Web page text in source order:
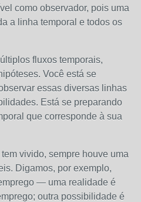
como observador, pois uma
a linha temporal e todos os
fluxos temporais,
Você está se
essas diversas linhas
Está se preparando
que corresponde à sua
vivido, sempre houve uma
Digamos, por exemplo,
— uma realidade é
outra possibilidade é